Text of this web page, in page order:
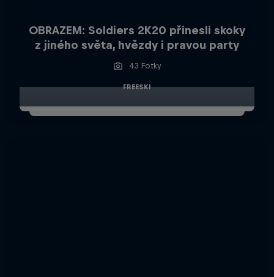
OBRAZEM: Soldiers 2K20 přinesli skoky
z jiného světa, hvězdy i pravou party
43 Fotky
FREESKI